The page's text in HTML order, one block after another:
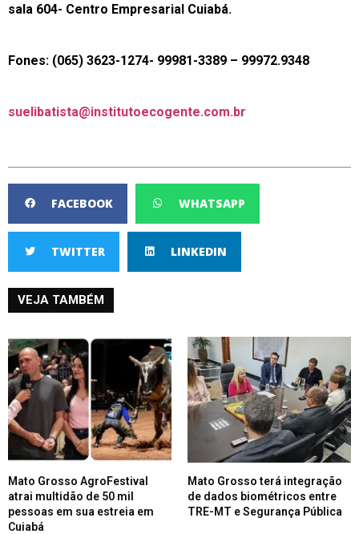
sala 604- Centro Empresarial Cuiabá.
Fones: (065) 3623-1274- 99981-3389 – 99972.9348
suelibatista@institutoecogente.com.br
FACEBOOK WHATSAPP
TWITTER LINKEDIN
VEJA TAMBÉM
Mato Grosso AgroFestival
atrai multidão de 50 mil
pessoas em sua estreia em
Cuiabá
Mato Grosso terá integração
de dados biométricos entre
TRE-MT e Segurança Pública